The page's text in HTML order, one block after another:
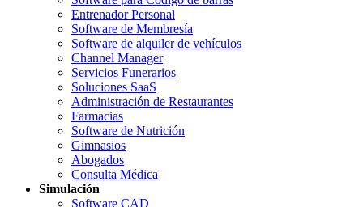
Entrenador Personal
Software de Membresía
Software de alquiler de vehículos
Channel Manager
Servicios Funerarios
Soluciones SaaS
Administración de Restaurantes
Farmacias
Software de Nutrición
Gimnasios
Abogados
Consulta Médica
Simulación
Software CAD